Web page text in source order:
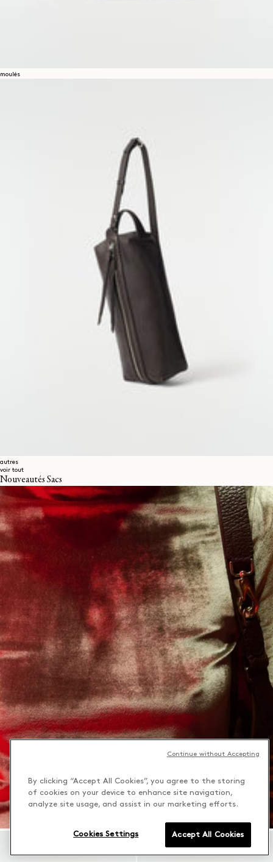
moulés
autres
voir tout
Nouveautés Sacs
By clicking “Accept All Cookies”, you agree to the storing
of cookies on your device to enhance site navigation,
analyze site usage, and assist in our marketing efforts.
Accept All Cookies
Cookies Settings
Continue without Accepting